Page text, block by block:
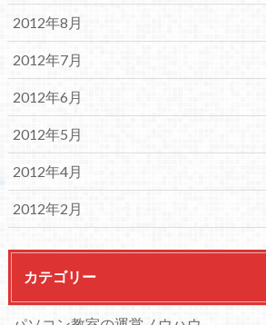
2012年8月
2012年7月
2012年6月
2012年5月
2012年4月
2012年2月
カテゴリー